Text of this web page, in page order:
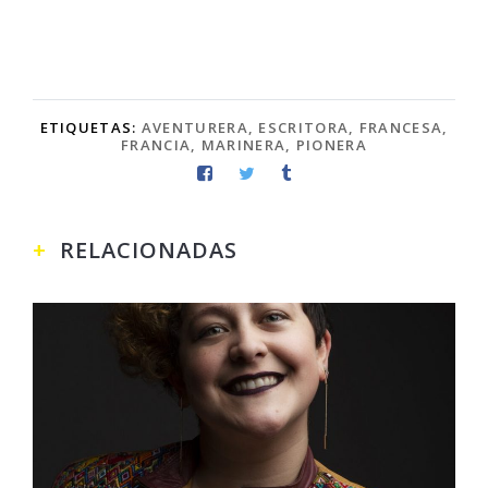
ETIQUETAS: AVENTURERA, ESCRITORA, FRANCESA,
FRANCIA, MARINERA, PIONERA
RELACIONADAS